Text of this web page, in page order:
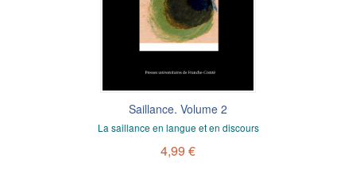
Saillance. Volume 2
La saillance en langue et en discours
4,99 €